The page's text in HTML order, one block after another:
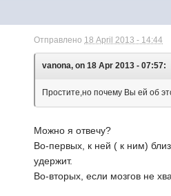
Отправлено 18 April 2013 - 14:44
vanona, on 18 Apr 2013 - 07:57:
Простите,но почему Вы ей об
Можно я отвечу?
Во-первых, к ней ( к ним)
удержит.
Во-вторых, если мозгов не